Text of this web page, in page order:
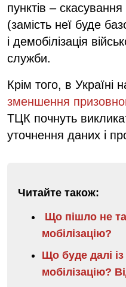
пунктів –
(замість неї буде
і демобілізація
служби.
Крім того, в Україні
зменшення
ТЦК почнуть
уточнення даних і
Читайте також:
Що пішло не
мобілізацію?
Що буде далі
мобілізацію?